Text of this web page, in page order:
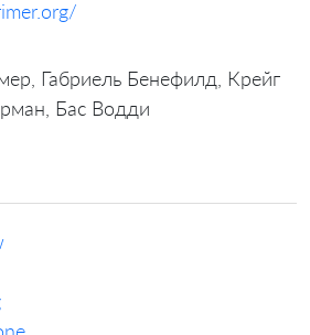
Габриель Бенефилд, Крейг
Бас Водди